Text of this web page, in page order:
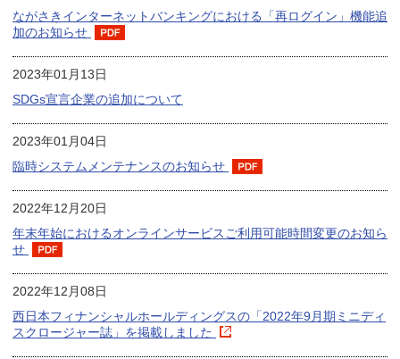
ながさきインターネットバンキングにおける「再ログイン」機能追
加のお知らせ
2023年01月13日
SDGs宣言企業の追加について
2023年01月04日
臨時システムメンテナンスのお知らせ
2022年12月20日
年末年始におけるオンラインサービスご利用可能時間変更のお知ら
せ
2022年12月08日
西日本フィナンシャルホールディングスの「2022年9月期ミニディ
スクロージャー誌」を掲載しました